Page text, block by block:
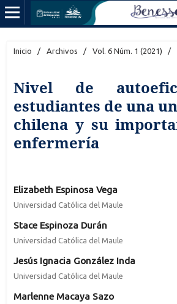
Inicio / Archivos / Vol. 6 Núm. 1 (2021) /
Nivel de
estudiantes de una
chilena y su
enfermería
Elizabeth Espinosa Vega
Universidad Católica del Maule
Stace Espinoza Durán
Universidad Católica del Maule
Jesús Ignacia González Inda
Universidad Católica del Maule
Marlenne Macaya Sazo